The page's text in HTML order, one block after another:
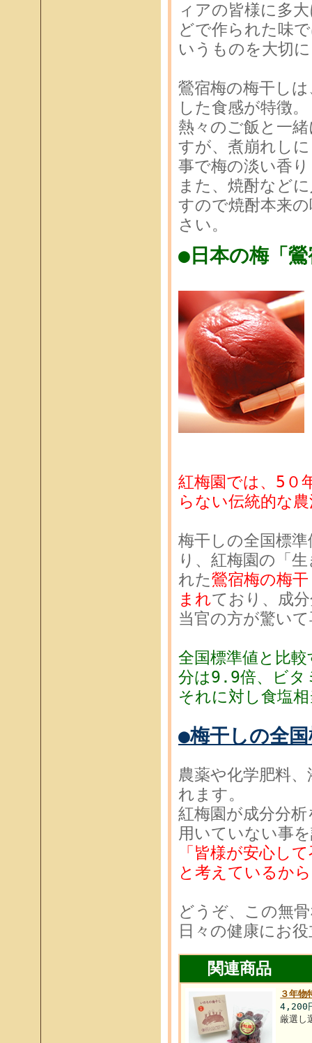
ィアの皆様に多
どで作られた味
いうものを大切
鶯宿梅の梅干し
した食感が特徴。
熱々のご飯と一
すが、煮崩れし
事で梅の淡い香
また、焼酎など
すので焼酎本来
さい。
●日本の梅「
紅梅園では、5０
らない伝統的な
梅干しの全国標
り、紅梅園の「
れた鶯宿梅の梅
まれており、成
当官の方が驚い
全国標準値と比
分は9.9倍、ビタ
それに対し食塩
●梅干しの全
農薬や化学肥料
れます。
紅梅園が成分分
用いていない事
「皆様が安心し
と考えているか
どうぞ、この無
日々の健康にお
関連商品
３年
4,200
厳選し